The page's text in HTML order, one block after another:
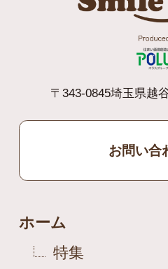
〒343-0845埼玉県越
お問い合
ホーム
特集